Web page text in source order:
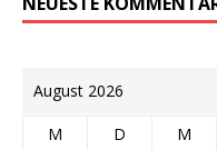
August 2026
M D M